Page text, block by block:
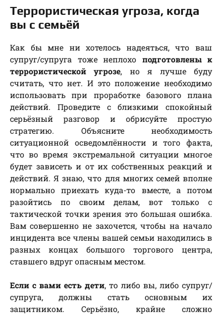
Террористическая угроза, когда
вы с семьёй
Как бы мне ни хотелось надеяться, что ваш
супруг/супруга тоже неплохо подготовлены к
террористической угрозе, но я лучше буду
считать, что нет. И это положение необходимо
использовать при проработке базового плана
действий. Проведите с близкими спокойный
серьёзный разговор и обрисуйте простую
стратегию. Объясните необходимость
ситуационной осведомлённости и того факта,
что во время экстремальной ситуации многое
будет зависеть и от их собственных реакций и
действий. Я знаю, что для многих семей вполне
нормально приехать куда-то вместе, а потом
разойтись по своим делам, вот только с
тактической точки зрения это большая ошибка.
Вам совершенно не захочется, чтобы на начало
инцидента все члены вашей семьи находились в
разных концах большого торгового центра,
ставшего вдруг опасным местом.
Если с вами есть дети, то либо вы, либо супруг/
супруга, должны стать основным их
защитником. Серьёзно, крайне сложно